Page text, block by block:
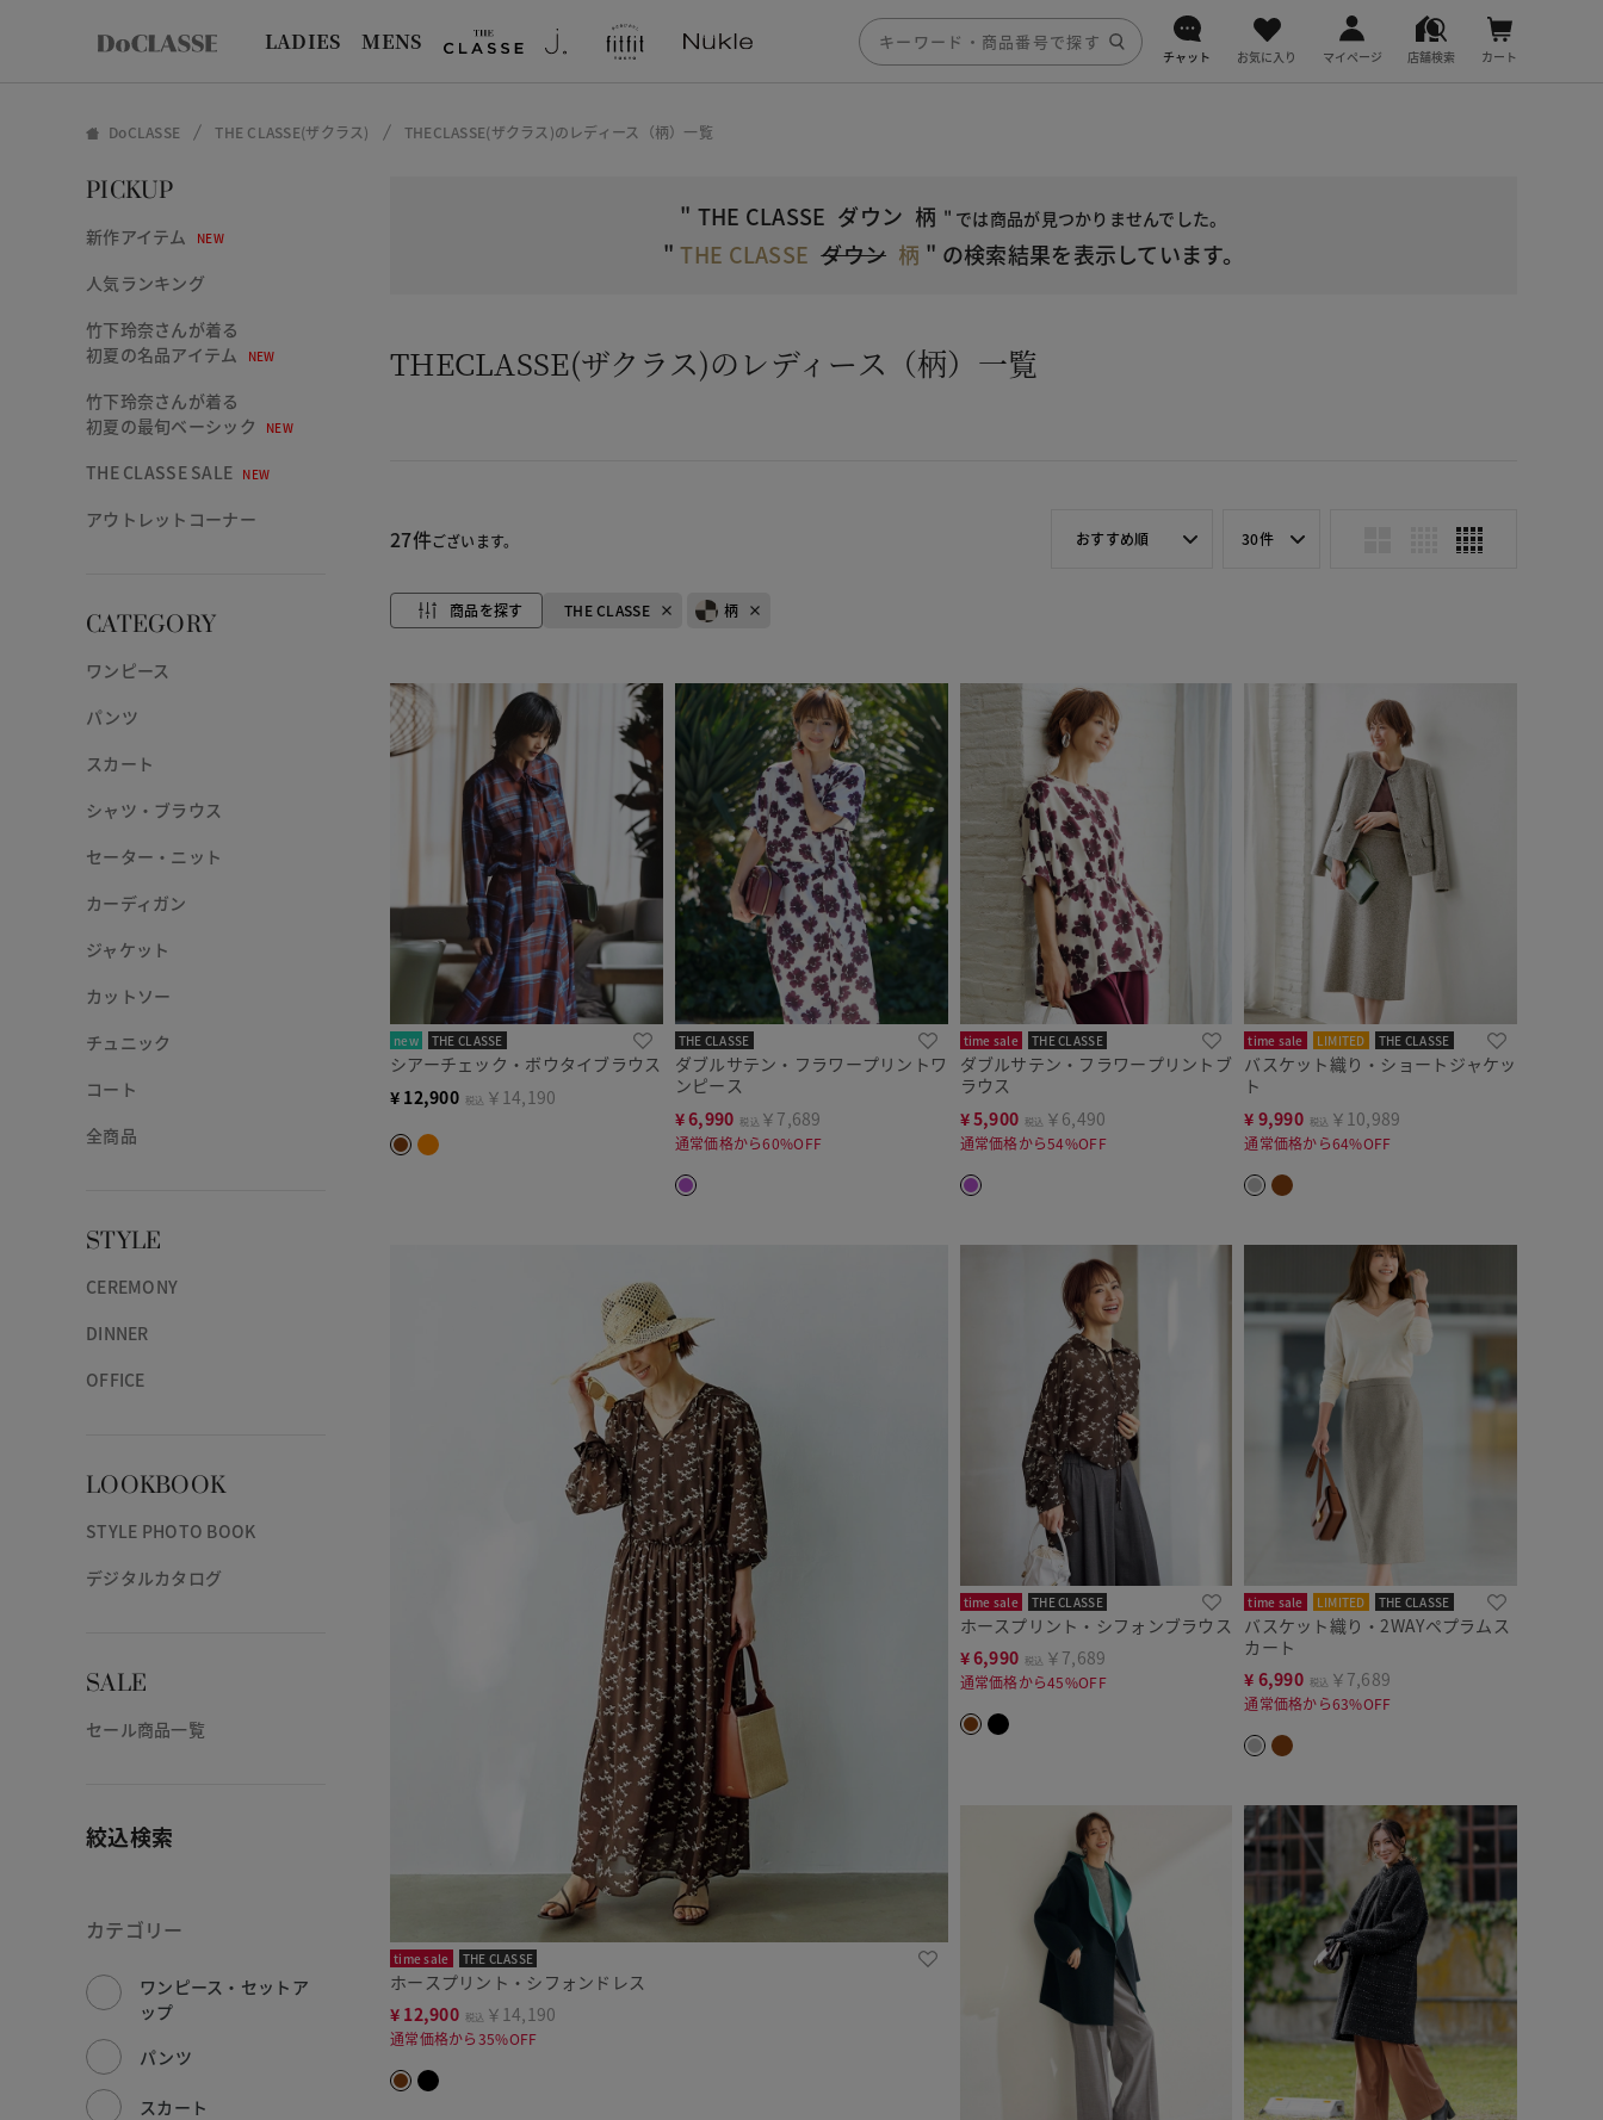
LADIES MENS
チャット お気に入り マイページ 店舗検索 カート
DoCLASSE THE CLASSE(ザクラス) THECLASSE(ザクラス)のレディース（柄）一覧
PICKUP
新作アイテム NEW
人気ランキング
竹下玲奈さんが着る
初夏の名品アイテム
NEW
竹下玲奈さんが着る
初夏の最旬ベーシック
NEW
THE CLASSE SALE NEW
アウトレットコーナー
CATEGORY
ワンピース
パンツ
スカート
シャツ・ブラウス
セーター・ニット
カーディガン
ジャケット
カットソー
チュニック
コート
全商品
STYLE
CEREMONY
DINNER
OFFICE
LOOKBOOK
STYLE PHOTO BOOK
デジタルカタログ
SALE
セール商品一覧
絞込検索
カテゴリー
ワンピース・セットア
ップ
パンツ
スカート
" THE CLASSE ダウン 柄 " では商品が見つかりませんでした。
" THE CLASSE ダウン 柄 " の検索結果を表示しています。
THECLASSE(ザクラス)のレディース（柄）一覧
27件ございます。 おすすめ順 30件
商品を探す THE CLASSE 柄
new THE CLASSE
シアーチェック・ボウタイブラウス
¥ 12,900 税込 ￥14,190
THE CLASSE
ダブルサテン・フラワープリントワ
ンピース
¥6,990 税込 ￥7,689
通常価格から60%OFF
time sale THE CLASSE
ダブルサテン・フラワープリントブ
ラウス
¥5,900 税込 ￥6,490
通常価格から54%OFF
time sale LIMITED THE CLASSE
バスケット織り・ショートジャケッ
ト
¥ 9,990 税込 ￥10,989
通常価格から64%OFF
time sale THE CLASSE
ホースプリント・シフォンドレス
¥ 12,900 税込 ￥14,190
通常価格から35%OFF
time sale THE CLASSE
ホースプリント・シフォンブラウス
¥6,990 税込 ￥7,689
通常価格から45%OFF
time sale LIMITED THE CLASSE
バスケット織り・2WAYペプラムス
カート
¥ 6,990 税込 ￥7,689
通常価格から63%OFF